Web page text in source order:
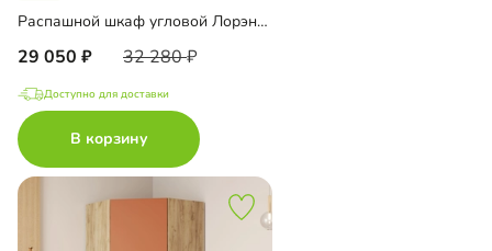
Распашной шкаф угловой Лорэна-900 Премиум Эко
29 050 32 280
Доступно для доставки
В корзину